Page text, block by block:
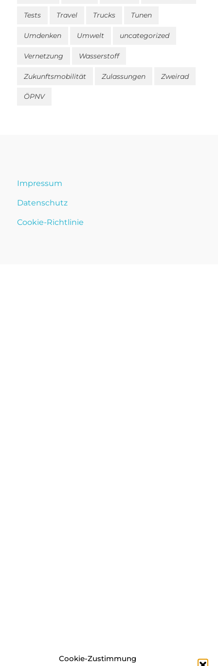
Cookie-Zustimmung
Tests Travel Trucks Tunen
Umdenken Umwelt uncategorized
Vernetzung Wasserstoff
Zukunftsmobilität Zulassungen Zweirad
ÖPNV
Impressum
Datenschutz
Cookie-Richtlinie